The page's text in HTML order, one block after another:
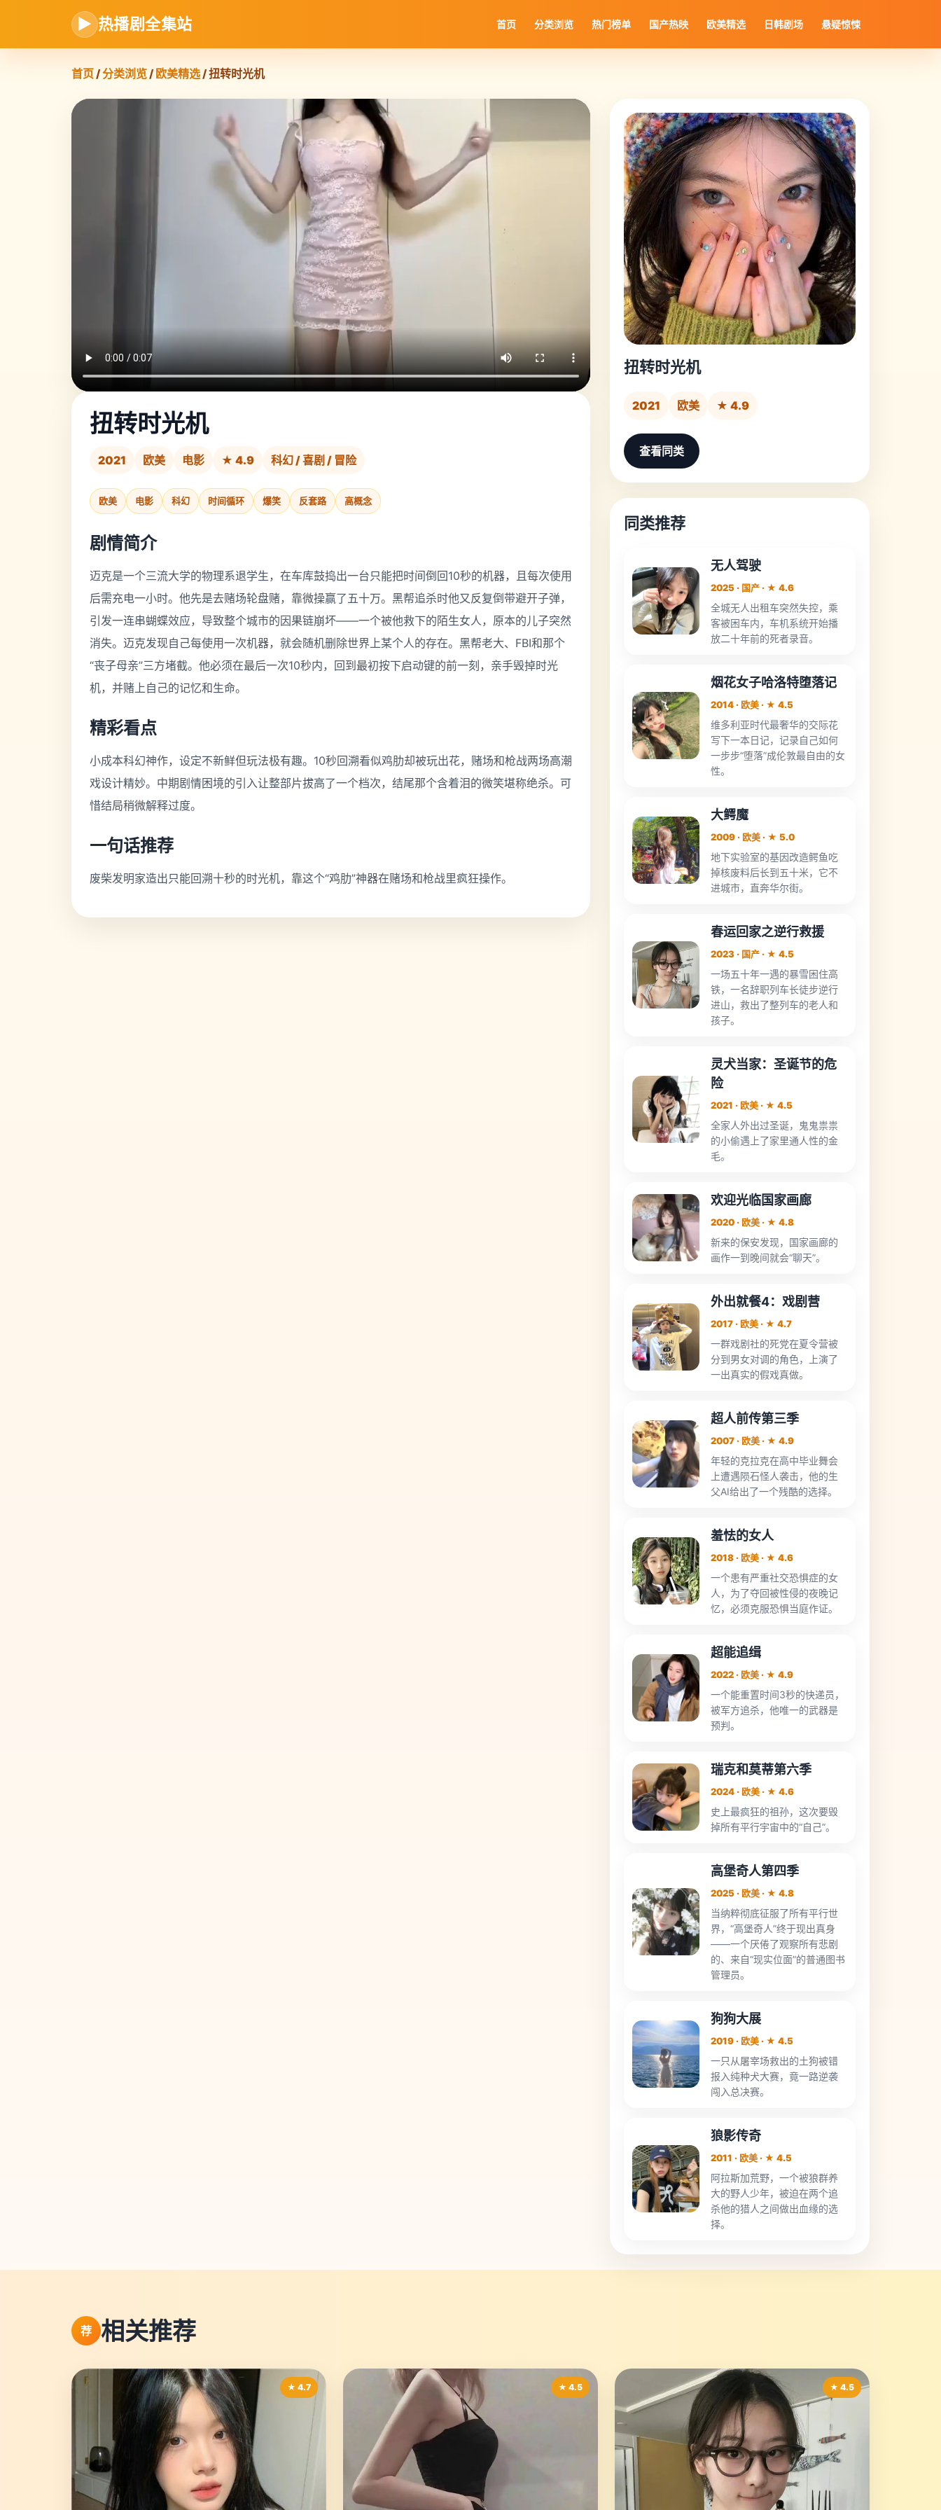
▶ 热播剧全集站 首页 分类浏览 热门榜单 国产热映 欧美精选 日韩剧场 悬疑惊悚
首页/分类浏览/ 欧美精选/ 扭转时光机
扭转时光机
2021 欧美 电影 ★ 4.9 科幻 / 喜剧 / 冒险
欧美 电影 科幻 时间循环 爆笑 反套路 高概念
剧情简介
迈克是一个三流大学的物理系退学生，在车库鼓捣出一台只能把时间倒回10秒的机器，且每次使用
后需充电一小时。他先是去赌场轮盘赌，靠微操赢了五十万。黑帮追杀时他又反复倒带避开子弹，
引发一连串蝴蝶效应，导致整个城市的因果链崩坏——一个被他救下的陌生女人，原本的儿子突然
消失。迈克发现自己每使用一次机器，就会随机删除世界上某个人的存在。黑帮老大、FBI和那个
“丧子母亲”三方堵截。他必须在最后一次10秒内，回到最初按下启动键的前一刻，亲手毁掉时光
机，并赌上自己的记忆和生命。
精彩看点
小成本科幻神作，设定不新鲜但玩法极有趣。10秒回溯看似鸡肋却被玩出花，赌场和枪战两场高潮
戏设计精妙。中期剧情困境的引入让整部片拔高了一个档次，结尾那个含着泪的微笑堪称绝杀。可
惜结局稍微解释过度。
一句话推荐
废柴发明家造出只能回溯十秒的时光机，靠这个“鸡肋”神器在赌场和枪战里疯狂操作。
扭转时光机
2021 欧美 ★ 4.9
查看同类
同类推荐
无人驾驶
2025 · 国产 · ★ 4.6
全城无人出租车突然失控，乘
客被困车内，车机系统开始播
放二十年前的死者录音。
烟花女子哈洛特堕落记
2014 · 欧美 · ★ 4.5
维多利亚时代最奢华的交际花
写下一本日记，记录自己如何
一步步“堕落”成伦敦最自由的女
性。
大鳄魔
2009 · 欧美 · ★ 5.0
地下实验室的基因改造鳄鱼吃
掉核废料后长到五十米，它不
进城市，直奔华尔街。
春运回家之逆行救援
2023 · 国产 · ★ 4.5
一场五十年一遇的暴雪困住高
铁，一名辞职列车长徒步逆行
进山，救出了整列车的老人和
孩子。
灵犬当家：圣诞节的危
险
2021 · 欧美 · ★ 4.5
全家人外出过圣诞，鬼鬼祟祟
的小偷遇上了家里通人性的金
毛。
欢迎光临国家画廊
2020 · 欧美 · ★ 4.8
新来的保安发现，国家画廊的
画作一到晚间就会“聊天”。
外出就餐4：戏剧营
2017 · 欧美 · ★ 4.7
一群戏剧社的死党在夏令营被
分到男女对调的角色，上演了
一出真实的假戏真做。
超人前传第三季
2007 · 欧美 · ★ 4.9
年轻的克拉克在高中毕业舞会
上遭遇陨石怪人袭击，他的生
父AI给出了一个残酷的选择。
羞怯的女人
2018 · 欧美 · ★ 4.6
一个患有严重社交恐惧症的女
人，为了夺回被性侵的夜晚记
忆，必须克服恐惧当庭作证。
超能追缉
2022 · 欧美 · ★ 4.9
一个能重置时间3秒的快递员，
被军方追杀，他唯一的武器是
预判。
瑞克和莫蒂第六季
2024 · 欧美 · ★ 4.6
史上最疯狂的祖孙，这次要毁
掉所有平行宇宙中的“自己”。
高堡奇人第四季
2025 · 欧美 · ★ 4.8
当纳粹彻底征服了所有平行世
界，“高堡奇人”终于现出真身
——一个厌倦了观察所有悲剧
的、来自“现实位面”的普通图书
管理员。
狗狗大展
2019 · 欧美 · ★ 4.5
一只从屠宰场救出的土狗被错
报入纯种犬大赛，竟一路逆袭
闯入总决赛。
狼影传奇
2011 · 欧美 · ★ 4.5
阿拉斯加荒野，一个被狼群养
大的野人少年，被迫在两个追
杀他的猎人之间做出血缘的选
择。
荐 相关推荐
★ 4.7 ★ 4.5 ★ 4.5